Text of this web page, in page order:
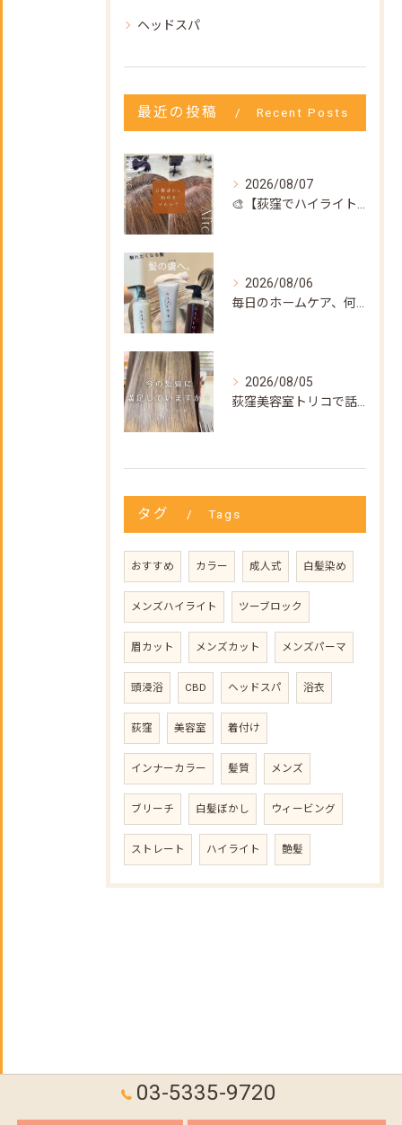
ヘッドスパ
最近の投稿 Recent Posts
2026/08/07
2026/08/06
2026/08/05
タグ Tags
おすすめ カラー 成人式 白髪染め
メンズハイライト ツーブロック
眉カット メンズカット メンズパーマ
頭浸浴 CBD ヘッドスパ 浴衣
荻窪 美容室 着付け
インナーカラー 髪質 メンズ
ブリーチ 白髪ぼかし ウィービング
ストレート ハイライト 艶髪
03-5335-9720